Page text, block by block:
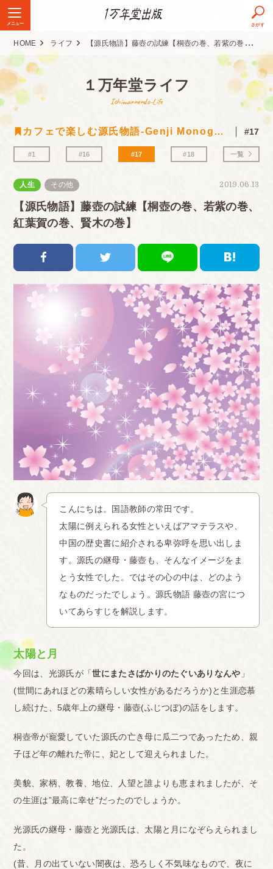
メニュー さがす
HOME ライフ 【源氏物語】藤壺の試練【桐壺の巻、若紫の巻、紅葉賀の巻、賢木の巻】
１万年堂ライフ
Ichimannendo-Life
カフェで楽しむ源氏物語-Genji Monogatari #17
#1 #16 #17 #18 一覧
2019.06.13
人生 その他
【源氏物語】藤壺の試練【桐壺の巻、若紫の巻、
紅葉賀の巻、賢木の巻】
こんにちは。国語教師の常田です。
太陽に例えられる女性といえばアマテラスや、
中国の歴史書に紹介される卑弥呼を思い出しま
す。源氏の継母・藤壺も、そんなイメージをま
とう女性でした。ではその心の中は、どのよう
なものだったでしょう。源氏物語 藤壺の宮につ
いてあらすじを解説します。
太陽と月
今回は、光源氏が「世にまたさばかりのたぐいありなんや 」
(世間にあれほどの素晴らしい女性があるだろうか)と生涯恋慕
し続けた、5歳年上の継母・藤壺(ふじつぼ)の話をします。
桐壺帝が寵愛していた源氏の亡き母に瓜二つであったため、親
子ほど年の離れた帝に、妃として迎えられました。
美貌、家柄、教養、地位、人望と誰よりも恵まれましたが、そ
の生涯は”最高に幸せ”だったのでしょうか。
光源氏の継母・藤壺と光源氏は、太陽と月になぞらえられまし
た。
(昔、月の出ていない闇夜は、恐ろしく不気味なもので、夜に